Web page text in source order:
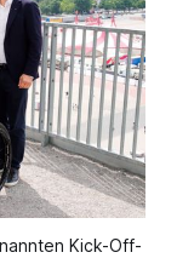
Kick-Off-